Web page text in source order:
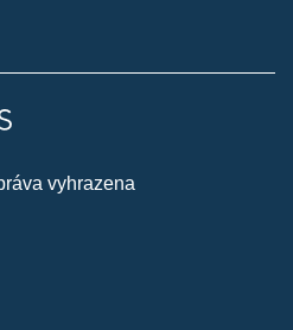
vyhrazena